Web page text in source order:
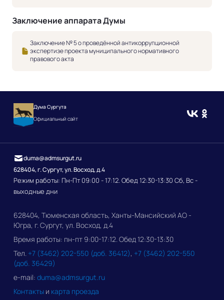
Заключение аппарата Думы
Заключение № 5 о проведённой антикоррупционной
экспертизе проекта муниципального нормативного
правового акта
Дума Сургута
Официальный сайт
628404, г. Сургут, ул. Восход, д.4
Режим работы: Пн-Пт 09:00 - 17:12. Обед 12:30-13:30 Сб, Вс -
выходные дни
duma@admsurgut.ru
628404, Тюменская область, Ханты-Мансийский АО -
Югра, г. Сургут, ул. Восход, д.4
Время работы: пн-пт 9:00-17:12. Обед 12:30-13:30
Тел. +7 (3462) 202-550 (доб. 36412), +7 (3462) 202-550
(доб. 36429)
e-mail: duma@admsurgut.ru
Контакты и карта проезда